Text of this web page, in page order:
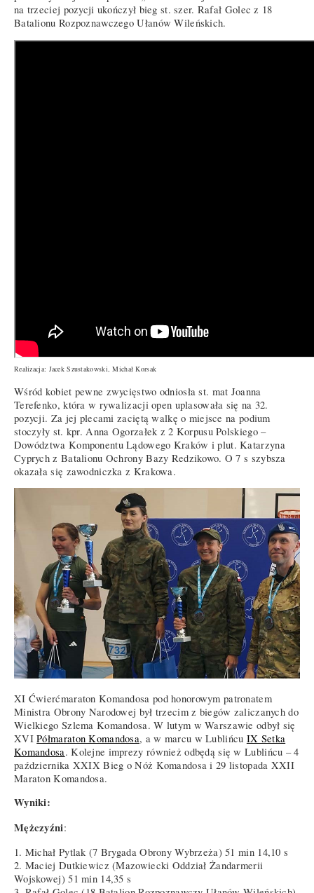
na trzeciej pozycji ukończył bieg st. szer. Rafał Golec z 18
Batalionu Rozpoznawczego Ułanów Wileńskich.
Realizacja: Jacek Szustakowski, Michał Korsak
Wśród kobiet pewne zwycięstwo odniosła st. mat Joanna
Terefenko, która w rywalizacji open uplasowała się na 32.
pozycji. Za jej plecami zaciętą walkę o miejsce na podium
stoczyły st. kpr. Anna Ogorzałek z 2 Korpusu Polskiego –
Dowództwa Komponentu Lądowego Kraków i plut. Katarzyna
Cyprych z Batalionu Ochrony Bazy Redzikowo. O 7 s szybsza
okazała się zawodniczka z Krakowa.
XI Ćwierćmaraton Komandosa pod honorowym patronatem
Ministra Obrony Narodowej był trzecim z biegów zaliczanych do
Wielkiego Szlema Komandosa. W lutym w Warszawie odbył się
XVIPółmaraton Komandosa, a w marcu w Lublińcu IX Setka
Komandosa. Kolejne imprezy również odbędą się w Lublińcu – 4
października XXIX Bieg o Nóż Komandosa i 29 listopada XXII
Maraton Komandosa.
Wyniki:
Mężczyźni:
1. Michał Pytlak (7 Brygada Obrony Wybrzeża) 51 min 14,10 s
2. Maciej Dutkiewicz (Mazowiecki Oddział Żandarmerii
Wojskowej) 51 min 14,35 s